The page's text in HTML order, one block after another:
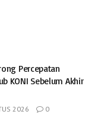
Percepatan
KONI Sebelum Akhir
2026 0